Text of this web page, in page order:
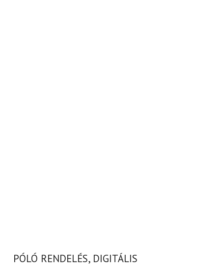
PÓLÓ RENDELÉS, DIGITÁLIS